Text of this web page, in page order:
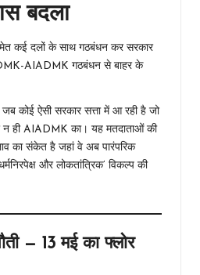
बदला
कई दलों के साथ गठबंधन कर सरकार
AIADMK गठबंधन से बाहर के
कोई ऐसी सरकार सत्ता में आ रही है जो
न ही AIADMK का। यह मतदाताओं की
का संकेत है जहां वे अब पारंपरिक
और लोकतांत्रिक’ विकल्प की
— 13 मई का फ्लोर